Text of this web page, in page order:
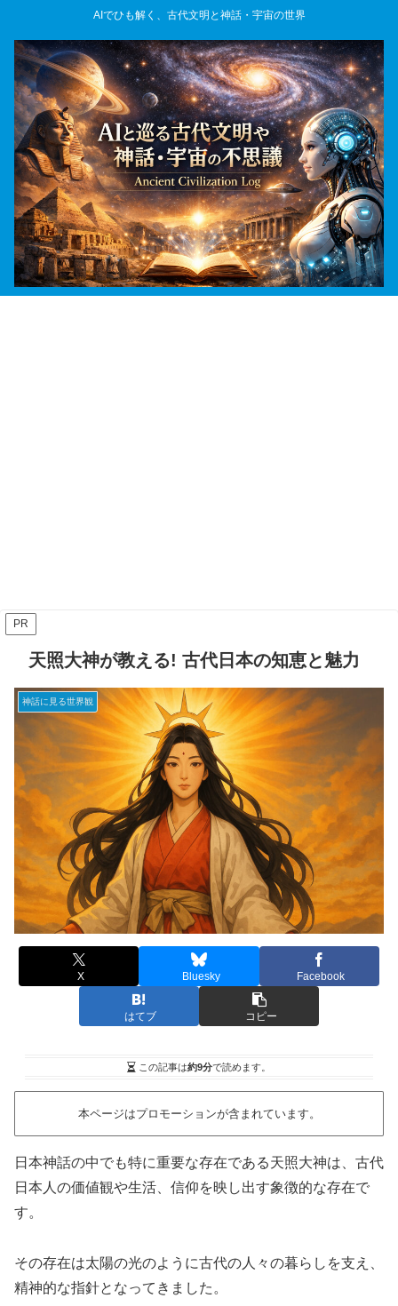
AIでひも解く、古代文明と神話・宇宙の世界
PR
天照大神が教える! 古代日本の知恵と魅力
神話に見る世界観
X Bluesky Facebook
はてブ コピー
この記事は約9分で読めます。
本ページはプロモーションが含まれています。
日本神話の中でも特に重要な存在である天照大神は、古代
日本人の価値観や生活、信仰を映し出す象徴的な存在で
す。
その存在は太陽の光のように古代の人々の暮らしを支え、
精神的な指針となってきました。